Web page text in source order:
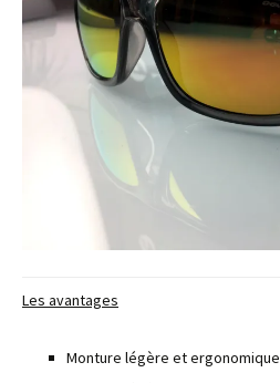
Les avantages
Monture légère et ergonomique